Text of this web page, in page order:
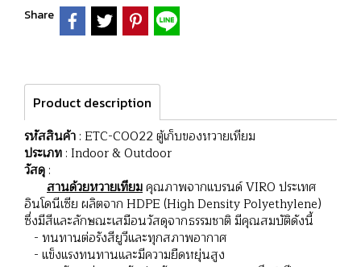
Share
Product description
รหัสสินค้า : ETC-C0022 ตู้เก็บของหวายเทียม
ประเภท : Indoor & Outdoor
วัสดุ :
สานด้วยหวายเทียมคุณภาพจากแบรนด์ VIRO ประเทศ
อินโดนีเซีย ผลิตจาก HDPE (High Density Polyethylene)
ซึ่งมีสีและลักษณะเสมือนวัสดุจากธรรมชาติ มีคุณสมบัติดังนี้
- ทนทานต่อรังสียูวีและทุกสภาพอากาศ
- แข็งแรงทนทานและมีความยืดหยุ่นสูง